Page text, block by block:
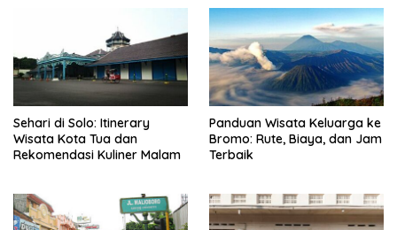
Sehari di Solo: Itinerary
Wisata Kota Tua dan
Rekomendasi Kuliner Malam
Panduan Wisata Keluarga ke
Bromo: Rute, Biaya, dan Jam
Terbaik